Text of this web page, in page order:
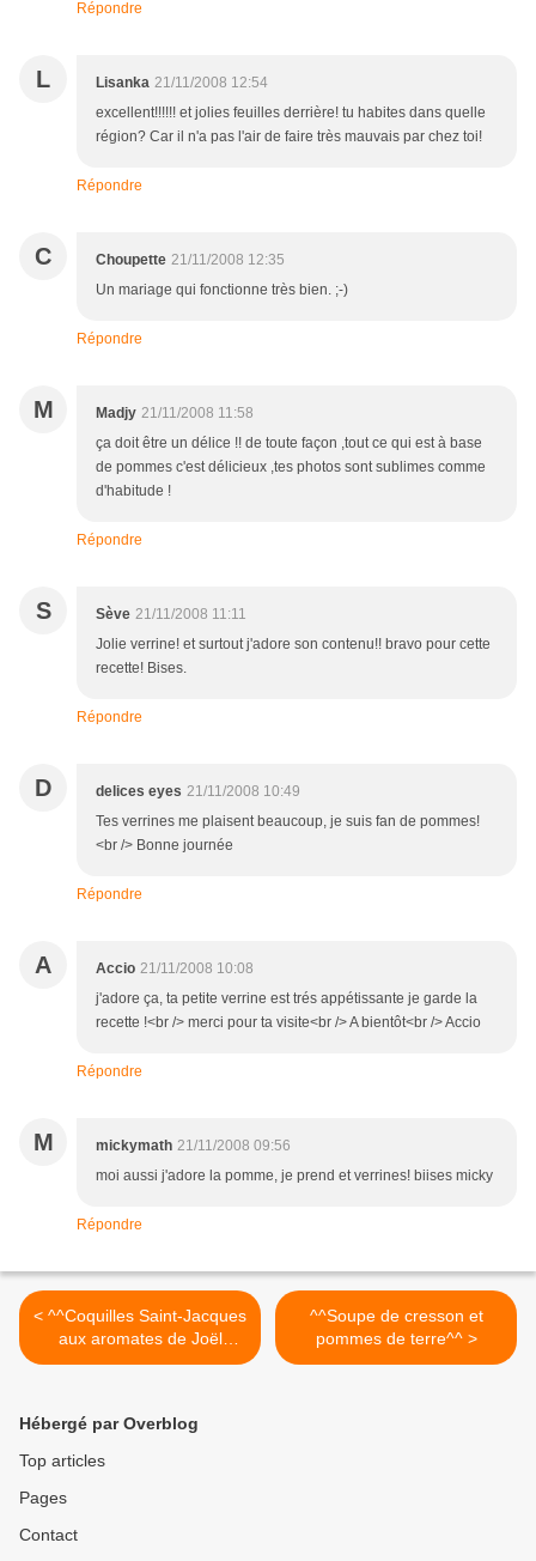
Répondre
L Lisanka 21/11/2008 12:54
excellent!!!!!! et jolies feuilles derrière! tu habites dans quelle
région? Car il n'a pas l'air de faire très mauvais par chez toi!
Répondre
C Choupette 21/11/2008 12:35
Un mariage qui fonctionne très bien. ;-)
Répondre
M Madjy 21/11/2008 11:58
ça doit être un délice !! de toute façon ,tout ce qui est à base
de pommes c'est délicieux ,tes photos sont sublimes comme
d'habitude !
Répondre
S Sève 21/11/2008 11:11
Jolie verrine! et surtout j'adore son contenu!! bravo pour cette
recette! Bises.
Répondre
D delices eyes 21/11/2008 10:49
Tes verrines me plaisent beaucoup, je suis fan de pommes!
<br /> Bonne journée
Répondre
A Accio 21/11/2008 10:08
j'adore ça, ta petite verrine est trés appétissante je garde la
recette !<br /> merci pour ta visite<br /> A bientôt<br /> Accio
Répondre
M mickymath 21/11/2008 09:56
moi aussi j'adore la pomme, je prend et verrines! biises micky
Répondre
< ^^Coquilles Saint-Jacques
aux aromates de Joël
Robuchon^^
^^Soupe de cresson et
pommes de terre^^ >
Hébergé par Overblog
Top articles
Pages
Contact